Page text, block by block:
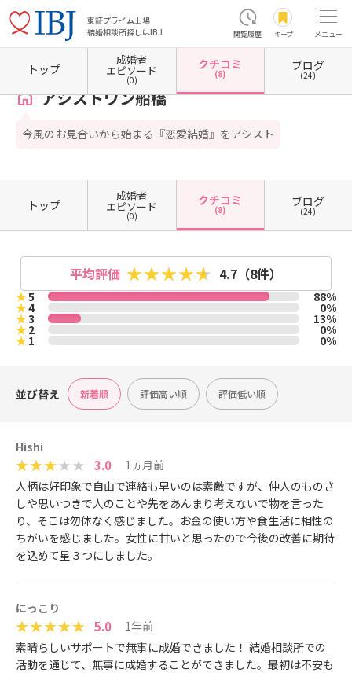
東証プライム上場
結婚相談所探しはIBJ
閲覧履歴 キープ メニュー
ホーム 千葉県の結婚相談所 千葉県船橋市 アシストワン船橋 クチコミ一覧
アシストワン船橋
今風のお見合いから始まる『恋愛結婚』をアシスト
トップ
成婚者
エピソード
(0)
クチコミ
(8)
ブログ
(24)
トップ
成婚者
エピソード
(0)
クチコミ
(8)
ブログ
(24)
平均評価 4.7 （8件）
★5 88%
★4 0%
★3 13%
★2 0%
★1 0%
並び替え 新着順 評価高い順 評価低い順
Hishi
3.0
1ヵ月前
人柄は好印象で自由で連絡も早いのは素敵ですが、仲人のものさ
しや思いつきで人のことや先をあんまり考えないで物を言った
り、そこは勿体なく感じました。お金の使い方や食生活に相性の
ちがいを感じました。女性に甘いと思ったので今後の改善に期待
を込めて星３つにしました。
にっこり
5.0
1年前
素晴らしいサポートで無事に成婚できました！ 結婚相談所での
活動を通じて、無事に成婚することができました。最初は不安も